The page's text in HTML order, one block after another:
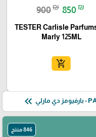
900₪ 850 ₪
TESTER Carlisle
Marly 125ML
add_shopping_cart
keyboard_double_arrow_left
846 منتج